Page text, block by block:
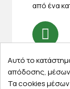
από ένα
Κάντε
Αυτό το
απόδοσης, μέσων
Τα cookies μέσων